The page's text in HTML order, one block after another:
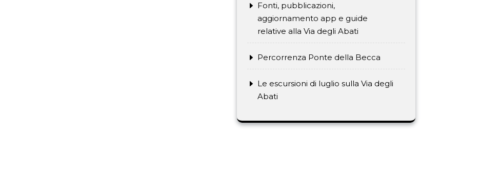
Fonti, pubblicazioni,
aggiornamento app e guide
relative alla Via degli Abati
Percorrenza Ponte della Becca
Le escursioni di luglio sulla Via degli
Abati